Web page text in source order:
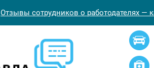
Отзывы сотрудников о работодателях —